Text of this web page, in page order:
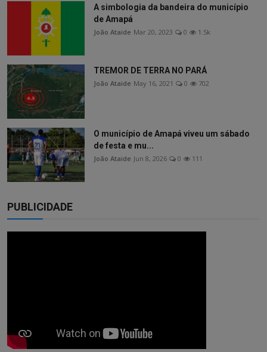
A simbologia da bandeira do município
de Amapá
João Ataide Mar 20, 2023 0 1.5k
TREMOR DE TERRA NO PARÁ
João Ataide May 16, 2021 0 702
O município de Amapá viveu um sábado
de festa e mu...
João Ataide Jun 8, 2026 0 111
PUBLICIDADE